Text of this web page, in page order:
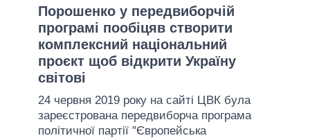
Порошенко у передвиборчій
програмі пообіцяв створити
комплексний національний
проєкт щоб відкрити Україну
світові
24 червня 2019 року на сайті ЦВК була
зареєстрована передвиборча програма
політичної партії "Європейська